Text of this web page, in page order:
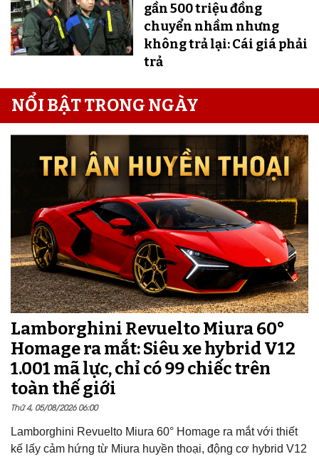
gần 500 triệu đồng
chuyển nhầm nhưng
không trả lại: Cái giá phải
trả
NỔI BẬT TRONG NGÀY
Lamborghini Revuelto Miura 60°
Homage ra mắt: Siêu xe hybrid V12
1.001 mã lực, chỉ có 99 chiếc trên
toàn thế giới
Thứ 4, 05/08/2026 06:00
Lamborghini Revuelto Miura 60° Homage ra mắt với thiết
kế lấy cảm hứng từ Miura huyền thoại, động cơ hybrid V12